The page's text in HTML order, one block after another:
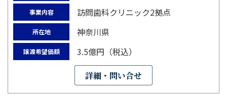
事業内容 訪問歯科クリニック2拠点
所在地 神奈川県
譲渡希望価額 3.5億円（税込）
詳細・問い合せ